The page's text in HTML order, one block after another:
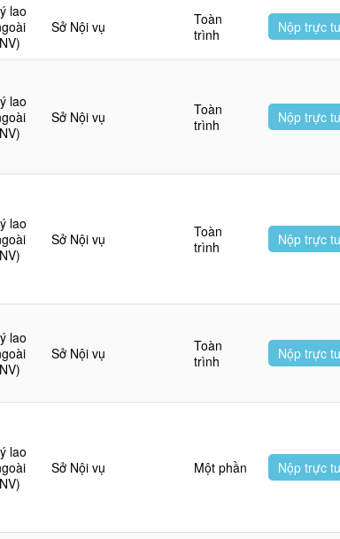
lao
Sở Nội vụ
Toàn
trình
Nộp trực
lao
Sở Nội vụ
Toàn
trình
Nộp trực
lao
Sở Nội vụ
Toàn
trình
Nộp trực
lao
Sở Nội vụ
Toàn
trình
Nộp trực
lao
Sở Nội vụ Một phần Nộp trực